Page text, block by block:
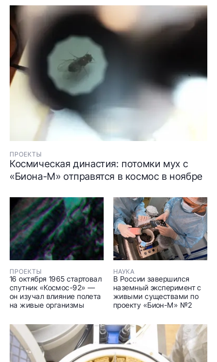
ПРОЕКТЫ
Космическая династия: потомки мух с
«Биона-М» отправятся в космос в ноябре
ПРОЕКТЫ
16 октября 1965 стартовал
спутник «Космос-92» —
он изучал влияние полета
на живые организмы
НАУКА
В России завершился
наземный эксперимент с
живыми существами по
проекту «Бион-М» №2